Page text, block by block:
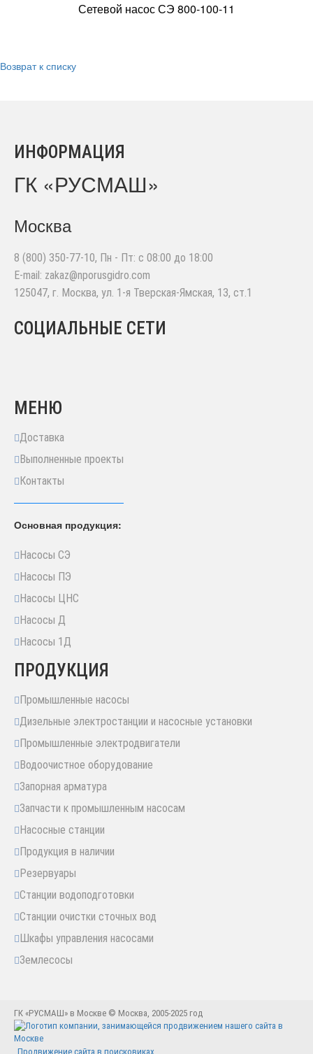
Сетевой насос СЭ 800-100-11
Возврат к списку
ИНФОРМАЦИЯ
ГК «РУСМАШ»
Москва
8 (800) 350-77-10, Пн - Пт: с 08:00 до 18:00
E-mail: zakaz@nporusgidro.com
125047, г. Москва, ул. 1-я Тверская-Ямская, 13, ст.1
СОЦИАЛЬНЫЕ СЕТИ
МЕНЮ
Доставка
Выполненные проекты
Контакты
Основная продукция:
Насосы СЭ
Насосы ПЭ
Насосы ЦНС
Насосы Д
Насосы 1Д
ПРОДУКЦИЯ
Промышленные насосы
Дизельные электростанции и насосные установки
Промышленные электродвигатели
Водоочистное оборудование
Запорная арматура
Запчасти к промышленным насосам
Насосные станции
Продукция в наличии
Резервуары
Станции водоподготовки
Станции очистки сточных вод
Шкафы управления насосами
Землесосы
ГК «РУСМАШ» в Москве © Москва, 2005-2025 год
Продвижение сайта в поисковиках